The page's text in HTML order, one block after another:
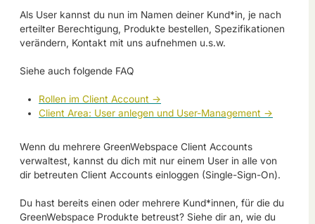
Als User kannst du nun im Namen deiner Kund*in, je nach
erteilter Berechtigung, Produkte bestellen, Spezifikationen
verändern, Kontakt mit uns aufnehmen u.s.w.
Siehe auch folgende FAQ
Rollen im Client Account ->
Client Area: User anlegen und User-Management ->
Wenn du mehrere GreenWebspace Client Accounts
verwaltest, kannst du dich mit nur einem User in alle von
dir betreuten Client Accounts einloggen (Single-Sign-On).
Du hast bereits einen oder mehrere Kund*innen, für die du
GreenWebspace Produkte betreust? Siehe dir an, wie du